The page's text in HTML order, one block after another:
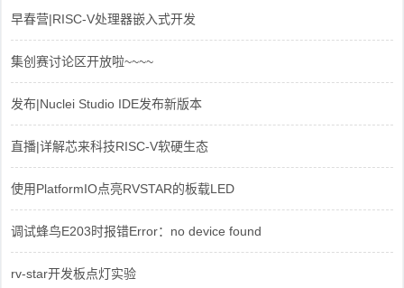
早春营|RISC-V处理器嵌入式开发
集创赛讨论区开放啦~~~~
发布|Nuclei Studio IDE发布新版本
直播|详解芯来科技RISC-V软硬生态
使用PlatformIO点亮RVSTAR的板载LED
调试蜂鸟E203时报错Error：no device found
rv-star开发板点灯实验